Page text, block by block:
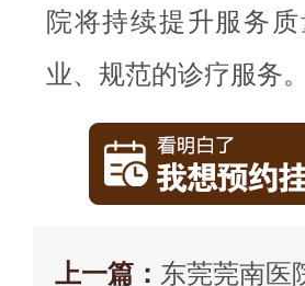
院将持续提升服务
业、规范的诊疗服务。
上一篇： 东莞莞南医